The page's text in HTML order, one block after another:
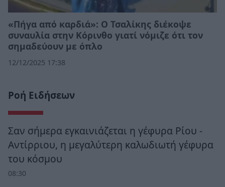
«Πήγα από καρδιά»: Ο Τσαλίκης διέκοψε
συναυλία στην Κόρινθο γιατί νόμιζε ότι τον
σημαδεύουν με όπλο
12/12/2025 17:38
Ροή Ειδήσεων
Σαν σήμερα εγκαινιάζεται η γέφυρα Ρίου -
Αντίρριου, η μεγαλύτερη καλωδιωτή γέφυρα
του κόσμου
08:30